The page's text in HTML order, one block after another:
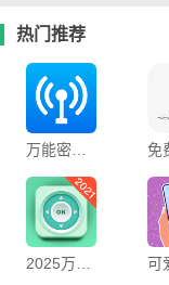
热门推荐
万能密码工具箱app